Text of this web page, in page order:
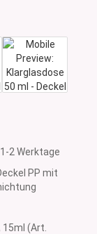
1-2 Werktage
PP mit
(Art.